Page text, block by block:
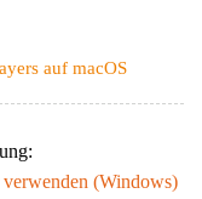
auf macOS
(Windows)